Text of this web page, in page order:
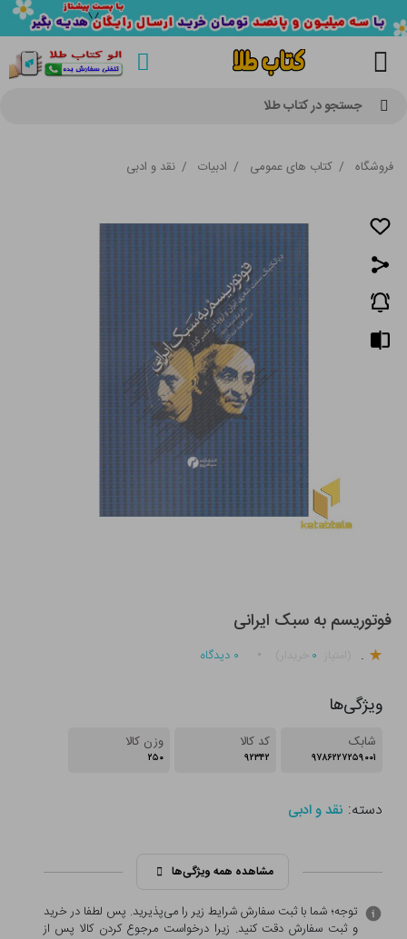
جستجو در کتاب طلا
فروشگاه / کتاب های عمومی / ادبیات / نقد و ادبی
فوتوریسم به سبک ایرانی
. ۰ ۰ دیدگاه
ویژگی‌ها
شابک
۹۷۸۶۲۲۷۲۵۹۰۰۱
کد کالا
۹۲۳۴۲
وزن کالا
۲۵۰
دسته: نقد و ادبی
مشاهده همه ویژگی‌ها
توجه؛ شما با ثبت سفارش شرایط زیر را می‌پذیرید. پس لطفا در خرید
و ثبت سفارش دقت کنید. زیرا درخواست مرجوع کردن کالا پس از